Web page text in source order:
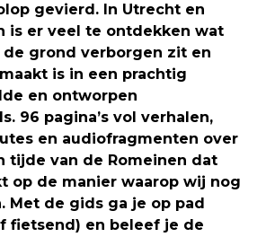
gevierd. In Utrecht en
is er veel te ontdekken wat
grond verborgen zit en
is in een prachtig
en ontworpen
96 pagina’s vol verhalen,
en audiofragmenten over
tijde van de Romeinen dat
op de manier waarop wij nog
Met de gids ga je op pad
fietsend) en beleef je de